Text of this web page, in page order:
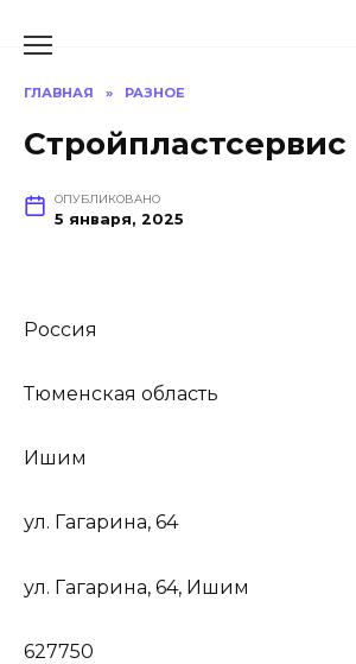
ГЛАВНАЯ » РАЗНОЕ
Стройпластсервис
ОПУБЛИКОВАНО
5 января, 2025
Россия
Тюменская область
Ишим
ул. Гагарина, 64
ул. Гагарина, 64, Ишим
627750